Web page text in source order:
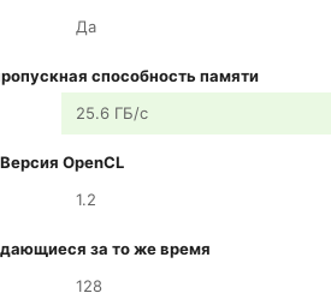
Да
способность памяти
25.6 ГБ/с
Версия OpenCL
1.2
за то же время
128